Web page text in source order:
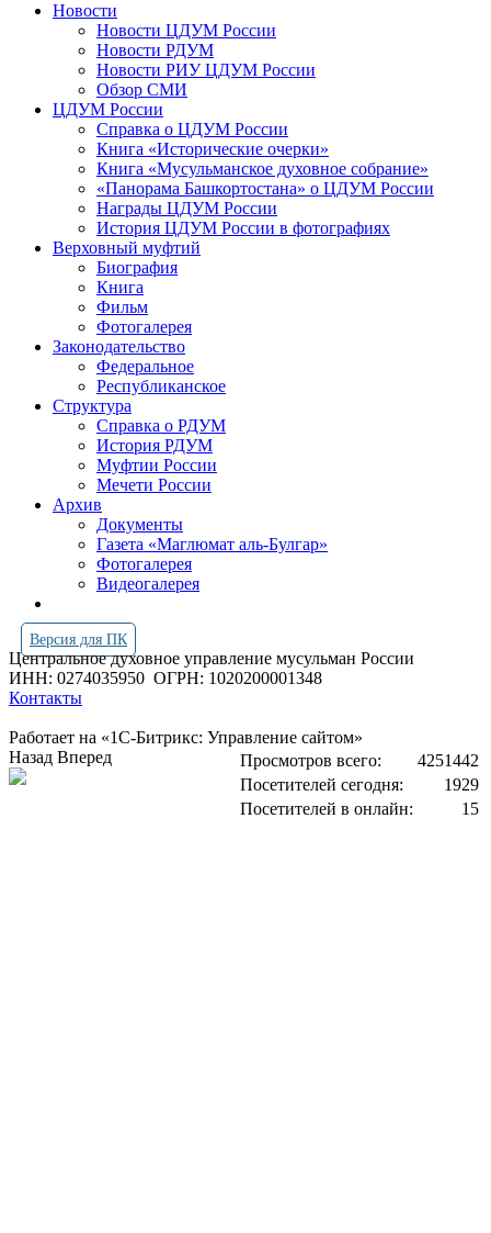
Новости
Новости ЦДУМ России
Новости РДУМ
Новости РИУ ЦДУМ России
Обзор СМИ
ЦДУМ России
Справка о ЦДУМ России
Книга «Исторические очерки»
Книга «Мусульманское духовное собрание»
«Панорама Башкортостана» о ЦДУМ России
Награды ЦДУМ России
История ЦДУМ России в фотографиях
Верховный муфтий
Биография
Книга
Фильм
Фотогалерея
Законодательство
Федеральное
Республиканское
Структура
Справка о РДУМ
История РДУМ
Муфтии России
Мечети России
Архив
Документы
Газета «Маглюмат аль-Булгар»
Фотогалерея
Видеогалерея
Версия для ПК
Центральное духовное управление мусульман России
ИНН: 0274035950 ОГРН: 1020200001348
Контакты
Работает на «1С-Битрикс: Управление сайтом»
Просмотров всего:
4251442
Посетителей сегодня:
1929
Посетителей в онлайн:
15
Назад Вперед